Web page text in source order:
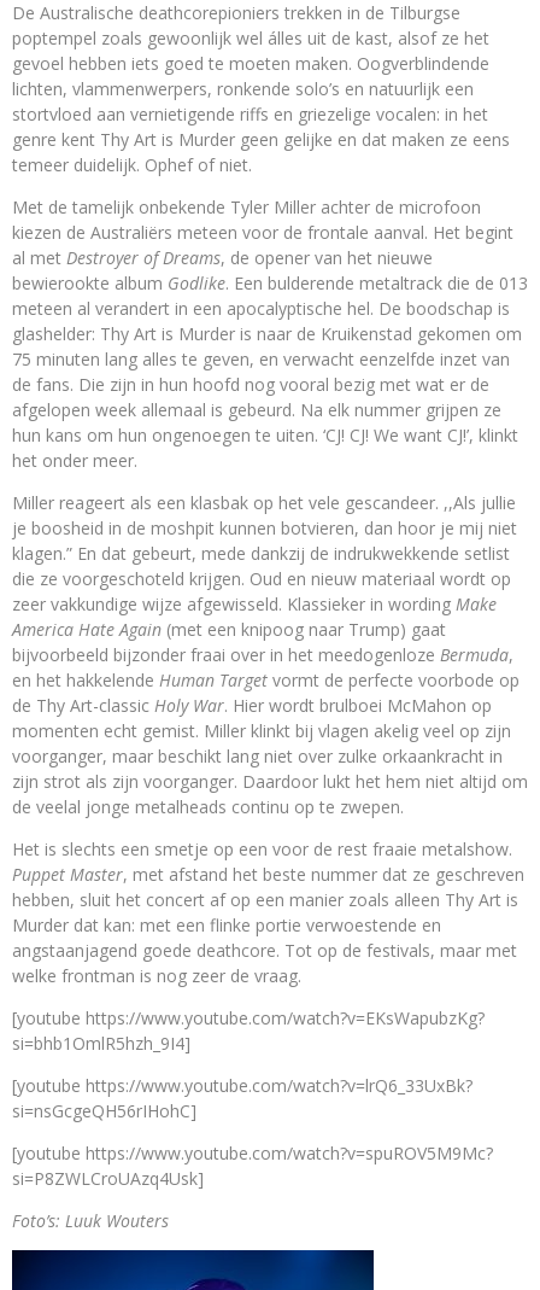
De Australische deathcorepioniers trekken in de Tilburgse
poptempel zoals gewoonlijk wel álles uit de kast, alsof ze het
gevoel hebben iets goed te moeten maken. Oogverblindende
lichten, vlammenwerpers, ronkende solo’s en natuurlijk een
stortvloed aan vernietigende riffs en griezelige vocalen: in het
genre kent Thy Art is Murder geen gelijke en dat maken ze eens
temeer duidelijk. Ophef of niet.
Met de tamelijk onbekende Tyler Miller achter de microfoon
kiezen de Australiërs meteen voor de frontale aanval. Het begint
al met Destroyer of Dreams, de opener van het nieuwe
bewierookte album Godlike. Een bulderende metaltrack die de 013
meteen al verandert in een apocalyptische hel. De boodschap is
glashelder: Thy Art is Murder is naar de Kruikenstad gekomen om
75 minuten lang alles te geven, en verwacht eenzelfde inzet van
de fans. Die zijn in hun hoofd nog vooral bezig met wat er de
afgelopen week allemaal is gebeurd. Na elk nummer grijpen ze
hun kans om hun ongenoegen te uiten. ‘CJ! CJ! We want CJ!’, klinkt
het onder meer.
Miller reageert als een klasbak op het vele gescandeer. ,,Als jullie
je boosheid in de moshpit kunnen botvieren, dan hoor je mij niet
klagen.” En dat gebeurt, mede dankzij de indrukwekkende setlist
die ze voorgeschoteld krijgen. Oud en nieuw materiaal wordt op
zeer vakkundige wijze afgewisseld. Klassieker in wording Make
America Hate Again (met een knipoog naar Trump) gaat
bijvoorbeeld bijzonder fraai over in het meedogenloze Bermuda,
en het hakkelende Human Target vormt de perfecte voorbode op
de Thy Art-classic Holy War. Hier wordt brulboei McMahon op
momenten echt gemist. Miller klinkt bij vlagen akelig veel op zijn
voorganger, maar beschikt lang niet over zulke orkaankracht in
zijn strot als zijn voorganger. Daardoor lukt het hem niet altijd om
de veelal jonge metalheads continu op te zwepen.
Het is slechts een smetje op een voor de rest fraaie metalshow.
Puppet Master, met afstand het beste nummer dat ze geschreven
hebben, sluit het concert af op een manier zoals alleen Thy Art is
Murder dat kan: met een flinke portie verwoestende en
angstaanjagend goede deathcore. Tot op de festivals, maar met
welke frontman is nog zeer de vraag.
[youtube https://www.youtube.com/watch?v=EKsWapubzKg?
si=bhb1OmlR5hzh_9I4]
[youtube https://www.youtube.com/watch?v=lrQ6_33UxBk?
si=nsGcgeQH56rIHohC]
[youtube https://www.youtube.com/watch?v=spuROV5M9Mc?
si=P8ZWLCroUAzq4Usk]
Foto’s: Luuk Wouters